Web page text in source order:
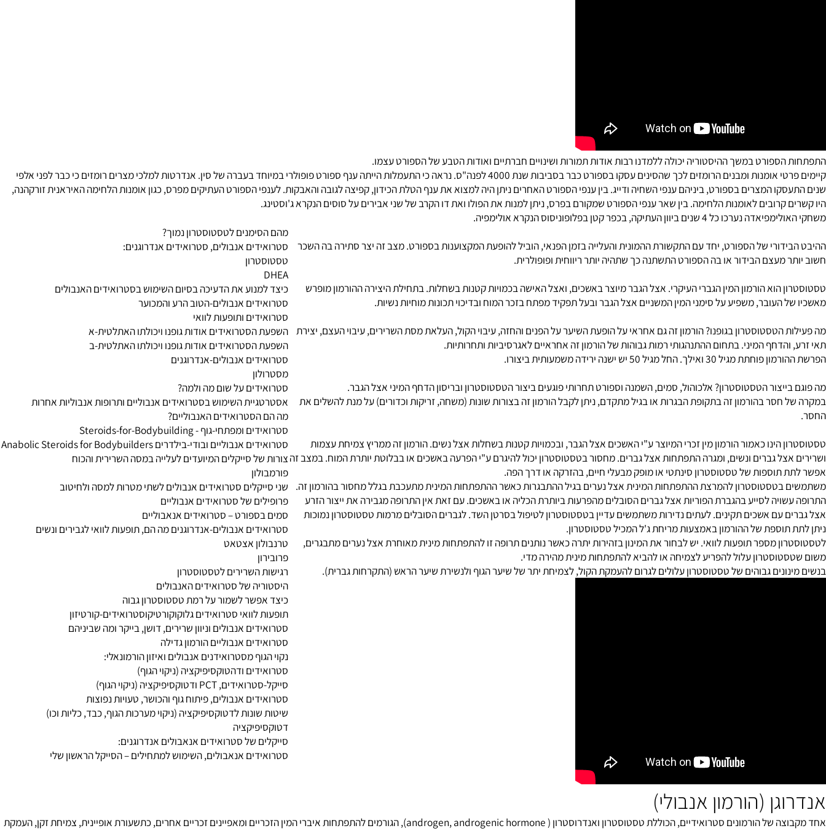
במשך ההיסטוריה יכולה ללמדנו רבות אודות תמורות ושינויים חברתיים ואודות הטבע של הספורט עצמו.
קיימים פרטי אומנות ומבנים הרומזים לכך שהסינים עסקו בספורט כבר בסביבות שנת 4000 לפנה"ס. נראה כי התעמלות הייתה ענף ספורט פופולרי במיוחד בעברה של סין. אנדרטות למלכי מצרים רומזים כי כבר לפני אלפי
המצרים בספורט, ביניהם ענפי השחיה ודייג. בין ענפי הספורט האחרים ניתן היה למצוא את ענף הטלת הכידון, קפיצה לגובה והאבקות. לענפי הספורט העתיקים מפרס, כגון אומנות הלחימה האיראנית זורקהנה,
קרובים לאומנות הלחימה. בין שאר ענפי הספורט שמקורם בפרס, ניתן למנות את הפולו ואת דו הקרב של שני אבירים על סוסים הנקרא ג'וסטינג.
4 שנים ביוון העתיקה, בכפר קטן בפלופוניסוס הנקרא אולימפיה.
מהם הסימנים לטסטוסטרון נמוך?
סטרואידים אנבולים, סטרואידים אנדרוגנים:
טסטוסטרון
DHEA
כיצד למנוע את הדעיכה בסיום השימוש בסטרואידים האנבולים
סטרואידים אנבולים-הטוב הרע והמכוער
סטרואידים ותופעות לוואי
השפעת הסטרואידים אודות גופנו ויכולתו האתלטית-א
השפעת הסטרואידים אודות גופנו ויכולתו האתלטית-ב
סטרואידים אנבולים-אנדרוגנים
מסטרולון
סטרואידים על שום מה ולמה?
אסטרטגיית השימוש בסטרואידים אנבוליים ותרופות אנבוליות אחרות
מה הם הסטרואידים האנבוליים?
סטרואידים ומפתחי-גוף - Steroids-for-Bodybuilding
סטרואידים אנבוליים ובודי-בילדרים Anabolic Steroids for Bodybuilders
צורות של סייקלים המיועדים לעלייה במסה השרירית והכוח
פורמבולון
שני סייקלים סטרואידים אנבולים לשתי מטרות למסה ולחיטוב
פרופילים של סטרואידים אנבוליים
סמים בספורט – סטרואידים אנאבוליים
סטרואידים אנבולים-אנדרוגנים מה הם, תופעות לוואי לגבירים ונשים
טרנבולון אצטאט
פרובירון
רגישות השרירים לטסטוסטרון
היסטוריה של סטרואידים האנבולים
כיצד אפשר לשמור על רמת טסטוסטרון גבוה
תופעות לוואי סטרואידים גלוקוקורטיקוסטרואידים-קורטיזון
סטרואידים אנבולים וניוון שרירים, דושן, בייקר ומה שביניהם
סטרואידים אנבוליים הורמון גדילה
נקוי הגוף מסטרואידנים אנבולים ואיזון הורמונאלי:
סטרואידים ודהטוקסיפיקציה (ניקוי הגוף)
סייקל-סטרואידים, PCT ודטוקסיפיקציה (ניקוי הגוף)
סטרואידים אנבולים, פיתוח גוף והכושר, טעויות נפוצות
שיטות שונות לדטוקסיפיקציה (ניקוי מערכות הגוף, כבד, כליות וכו)
של הספורט, יחד עם התקשורת ההמונית והעלייה בזמן הפנאי, הוביל להופעת המקצוענות בספורט. מצב זה יצר סתירה בה השכר
מעצם הבידור או בה הספורט התשתנה כך שתהיה יותר ריווחית ופופולרית.
הוא הורמון המין הגברי העיקרי. אצל הגבר מיוצר באשכים, ואצל האישה בכמויות קטנות בשחלות. בתחילת היצירה ההורמון מופרש
העובר, משפיע על סימני המין המשניים אצל הגבר ובעל תפקיד מפתח בזכר המוח ובדיכוי תכונות מוחיות נשיות.
הטסטוסטרון בגופנו? הורמון זה גם אחראי על הופעת השיער על הפנים והחזה, עיבוי הקול, העלאת מסת השרירים, עיבוי העצם, יצירת
30 ואילך. החל מגיל 50 יש ישנה ירידה משמעותית ביצורו.
הטסטוסטרון? אלכוהול, סמים, השמנה וספורט תחרותי פוגעים ביצור הטסטוסטרון ובריסון הדחף המיני אצל הגבר.
הינו כאמור הורמון מין זכרי המיוצר ע"י האשכים אצל הגבר, ובכמויות קטנות בשחלות אצל נשים. הורמון זה ממריץ צמיחת עצמות
גברים ונשים, ומגרה התפתחות אצל גברים. מחסור בטסטוסטרון יכול להיגרם ע"י הפרעה באשכים או בבלוטת יותרת המוח. במצב זה
תוספות של טסטוסטרון סינתטי או מופק מבעלי חיים, בהזרקה או דרך הפה.
בטסטוסטרון להמרצת ההתפתחות המינית אצל נערים בגיל ההתבגרות כאשר ההתפתחות המינית מתעכבת בגלל מחסור בהורמון זה.
לסייע בהגברת הפוריות אצל גברים הסובלים מהפרעות ביותרת הכליה או באשכים. עם זאת אין התרופה מגבירה את ייצור הזרע
עם אשכים תקינים. לעתים נדירות משתמשים עדיין בטסטוסטרון לטיפול בסרטן השד. לגברים הסובלים מרמות טסטוסטרון נמוכות
תוספת של ההורמון באמצעות מריחת ג'ל המכיל טסטוסטרון.
מספר תופעות לוואי. יש לבחור את המינון בזהירות יתרה כאשר נותנים תרופה זו להתפתחות מינית מאוחרת אצל נערים מתבגרים,